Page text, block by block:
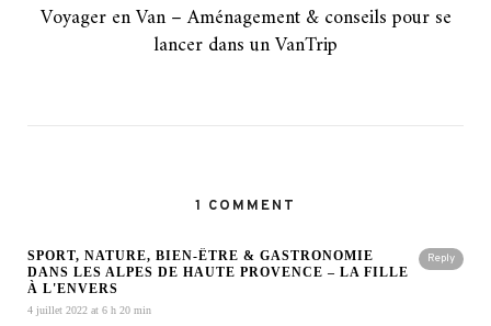
Voyager en Van – Aménagement & conseils pour se
lancer dans un VanTrip
1 COMMENT
Reply
SPORT, NATURE, BIEN-ÊTRE & GASTRONOMIE
DANS LES ALPES DE HAUTE PROVENCE – LA FILLE
À L'ENVERS
4 juillet 2022 at 6 h 20 min